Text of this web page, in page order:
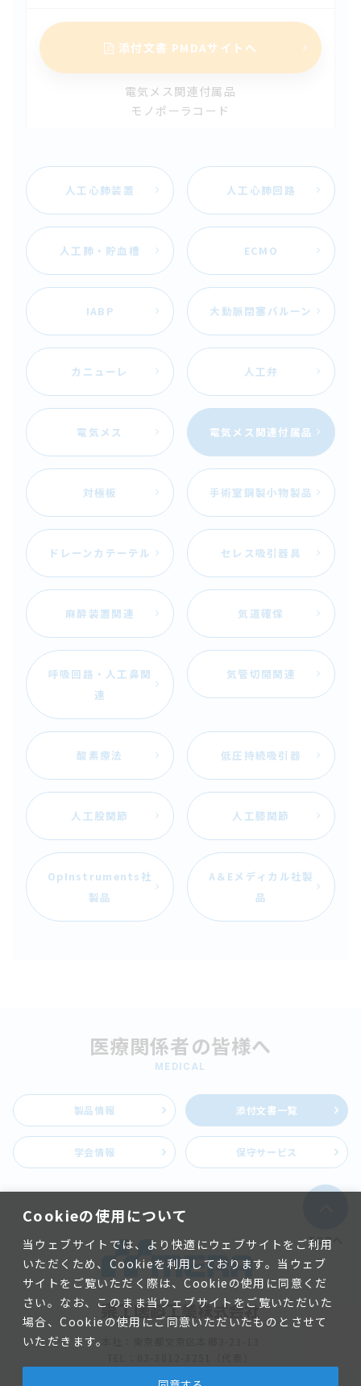
Cookieの使用について
当ウェブサイトでは、より快適にウェブサイトをご利用
いただくため、Cookieを利用しております。当ウェブ
サイトをご覧いただく際は、Cookieの使用に同意くだ
さい。なお、このまま当ウェブサイトをご覧いただいた
場合、Cookieの使用にご同意いただいたものとさせて
いただきます。
2024.04.01
【改訂】体外循環用カニューレ フレックスメイト（第2
【改訂】メラ動脈フィルタ（第4版）
2024.02.19
【改訂】カームピュアー呼吸治療器
2024.01.12
【改訂】電気手術器 ZERUK-W（第5版）
2024.01.11
【新規】電気手術器 ZERUK-mini
2023.11.07
【改訂】メラ人工心肺装置ＨＡＳⅢ（第3版）
2023.11.02
【新規】電気手術器 ZERUK-S
2023.09.26
【新規】メラ臓器灌流用回路（第1版）
2023.09.13
【新規】A9 麻酔システム（第1版）
2023.07.20
【改訂】アキュレートペンシル（第3版）
2023.07.14
【改訂】酸素供給システム （フェイステント、ネビュテッ
クＨＤＮフィルター）
2023.07.14
【改訂】酸素供給システム （マルチ濃度酸素マスク、シス
テム濃度酸素マスク）
【改訂】メラ酸素供給チューブ（第9版）
2023.07.05
【改訂】メラＮＨＰエクセランプライム（第16版）
【改訂】メラＮＨＰエクセラン（第16版）
2023.06.29
【改訂】メラＮＨＰエクセランＮＳＨ－Ｒ（第12版）
【改訂】メラＮＨＰエクセランＴＰＣ（第5版）
2023.06.27
【新規】メラ回路洗浄用フィルタ（第1版）
2023.06.12
【改訂】メラ フリッチ安状鈎（第5版）
添付文書 PMDAサイトへ
電気メス関連付属品
モノポーラコード
人工心肺装置 人工心肺回路
人工肺・貯血槽 ECMO
IABP 大動脈閉塞バルーン
カニューレ 人工弁
電気メス 電気メス関連付属品
対極板 手術室鋼製小物製品
ドレーンカテーテル セレス吸引器具
麻酔装置関連 気道確保
呼吸回路・人工鼻関
連
気管切開関連
酸素療法 低圧持続吸引器
人工股関節 人工膝関節
OpInstruments社
製品
A＆Eメディカル社製
品
医療関係者の皆様へ
MEDICAL
製品情報 添付文書一覧
学会情報 保守サービス
TOPへ